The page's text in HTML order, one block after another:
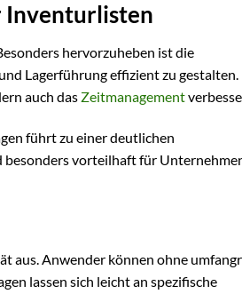
Inventurlisten
hervorzuheben ist die
Lagerführung effizient zu gestalten.
auch das Zeitmanagement
führt zu einer deutlichen
besonders vorteilhaft für
aus. Anwender können ohne
lassen sich leicht an spezifische